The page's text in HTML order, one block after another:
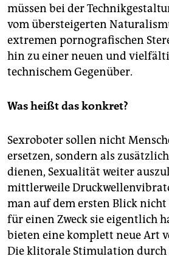
müssen bei der
vom übersteigerten
extremen pornografischen
hin zu einer neuen und
technischem Gegenüber.
Was heißt das konkret?
Sexroboter sollen nicht
ersetzen, sondern als
dienen, Sexualität weiter
mittlerweile
man auf dem ersten Blick nicht
für einen Zweck sie eigentlich
bieten eine komplett neue Art
Die klitorale Stimulation durch